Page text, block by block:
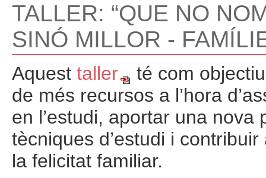
TALLER: “QUE NO
SINÓ MILLOR -
Aquest taller
té com
de més recursos a l’hora
en l’estudi, aportar una
tècniques d’estudi i contribuir
la felicitat familiar.